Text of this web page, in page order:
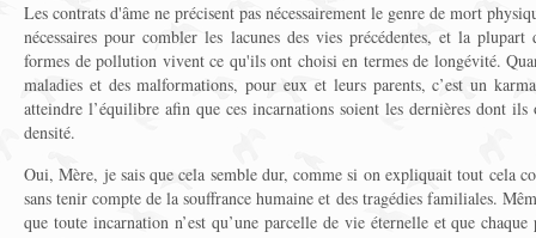
Les contrats d'âme ne précisent pas nécessairement le genre de mort
nécessaires pour combler les lacunes des vies précédentes, et la
formes de pollution vivent ce qu'ils ont choisi en termes de longévité.
maladies et des malformations, pour eux et leurs parents, c’est un
atteindre l’équilibre afin que ces incarnations soient les dernières dont
densité.
Oui, Mère, je sais que cela semble dur, comme si on expliquait tout cela
sans tenir compte de la souffrance humaine et des tragédies familiales.
que toute incarnation n’est qu’une parcelle de vie éternelle et que